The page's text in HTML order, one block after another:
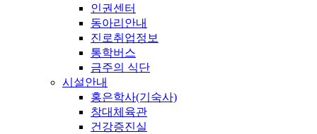
인권센터
동아리안내
진로취업정보
통학버스
금주의 식단
시설안내
홍은학사(기숙사)
창대체육관
건강증진실